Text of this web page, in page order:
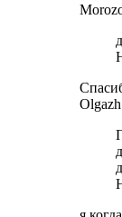
Olgazh